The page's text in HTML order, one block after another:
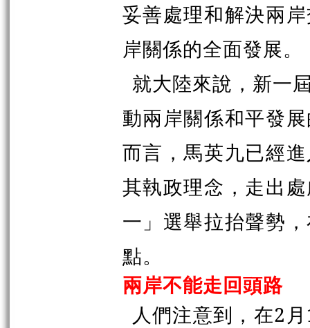
妥善處理和解決兩
岸關係的全面發展。
就大陸來說，新一
動兩岸關係和平發
而言，馬英九已經
其執政理念，走出
一」選舉拉抬聲勢
點。
兩岸不能走回頭路
人們注意到，在2